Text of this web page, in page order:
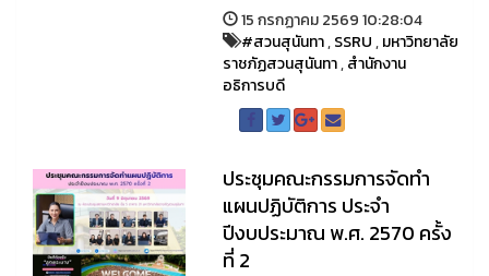
15 กรกฏาคม 2569 10:28:04
#สวนสุนันทา,SSRU,มหาวิทยาลัย
ราชภัฏสวนสุนันทา,สำนักงาน
อธิการบดี
ประชุมคณะกรรมการจัดทำ
แผนปฏิบัติการ ประจำ
ปีงบประมาณ พ.ศ. 2570 ครั้ง
ที่ 2